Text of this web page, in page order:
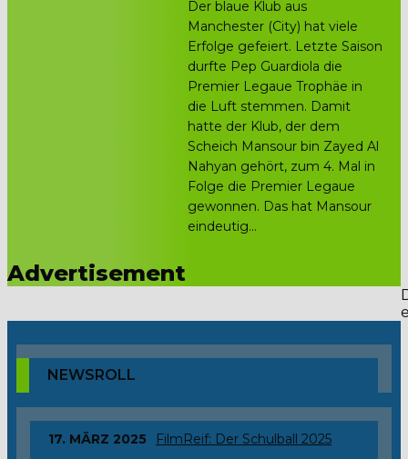
Der blaue Klub aus
Manchester (City) hat viele
Erfolge gefeiert. Letzte Saison
durfte Pep Guardiola die
Premier Legaue Trophäe in
die Luft stemmen. Damit
hatte der Klub, der dem
Scheich Mansour bin Zayed Al
Nahyan gehört, zum 4. Mal in
Folge die Premier Legaue
gewonnen. Das hat Mansour
eindeutig...
Advertisement
NEWSROLL
17. MÄRZ 2025 FilmReif: Der Schulball 2025